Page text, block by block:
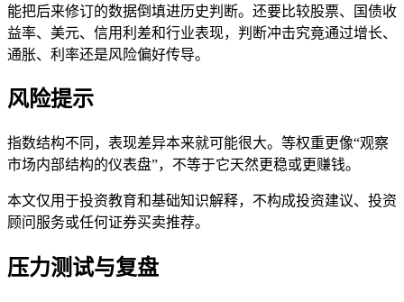
能把后来修订的数据倒填进历史判断。还要比较股票、国债收
益率、美元、信用利差和行业表现，判断冲击究竟通过增长、
通胀、利率还是风险偏好传导。
风险提示
指数结构不同，表现差异本来就可能很大。等权重更像“观察
市场内部结构的仪表盘”，不等于它天然更稳或更赚钱。
本文仅用于投资教育和基础知识解释，不构成投资建议、投资
顾问服务或任何证券买卖推荐。
压力测试与复盘